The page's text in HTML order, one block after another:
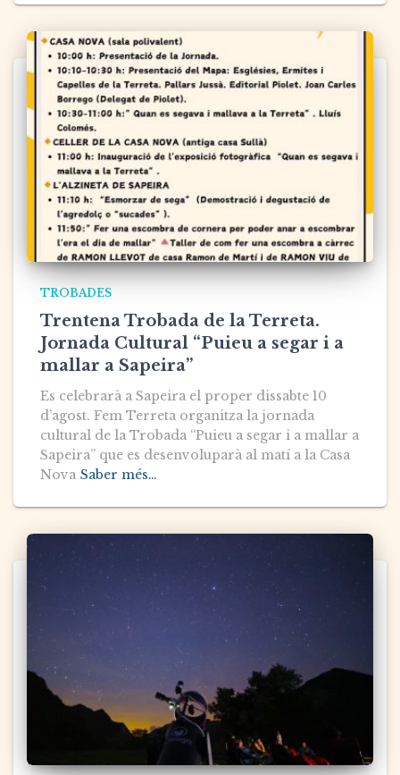
TROBADES
Trentena Trobada de la Terreta.
Jornada Cultural “Puieu a segar i a
mallar a Sapeira”
Es celebrarà a Sapeira el proper dissabte 10
d’agost. Fem Terreta organitza la jornada
cultural de la Trobada “Puieu a segar i a mallar a
Sapeira” que es desenvoluparà al matí a la Casa
Nova Saber més…